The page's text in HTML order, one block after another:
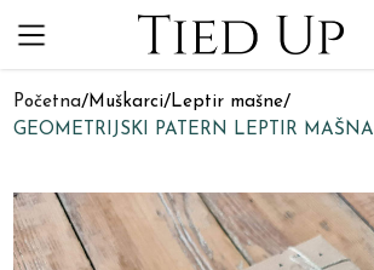
Početna/Muškarci/Leptir mašne/
GEOMETRIJSKI PATERN LEPTIR MAŠNA